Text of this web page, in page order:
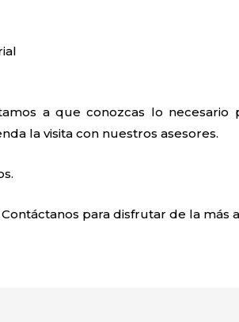
a que conozcas lo necesario
la visita con nuestros asesores.
para disfrutar de la más